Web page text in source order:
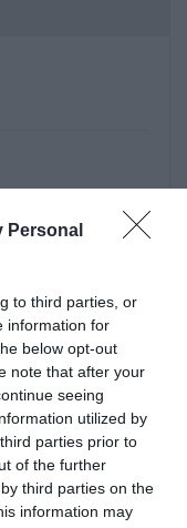
Personal
to third parties, or
information for
below opt-out
note that after your
seeing
utilized by
parties prior to
of the further
third parties on the
information may